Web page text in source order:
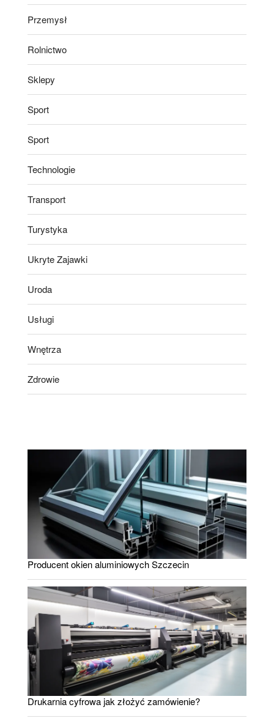
Przemysł
Rolnictwo
Sklepy
Sport
Sport
Technologie
Transport
Turystyka
Ukryte Zajawki
Uroda
Usługi
Wnętrza
Zdrowie
Producent okien aluminiowych Szczecin
Drukarnia cyfrowa jak złożyć zamówienie?